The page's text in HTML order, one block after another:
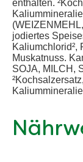
enthalten.
jodiertes
Kaliumchlorid²,
Muskatnuss.
SOJA, MILCH,